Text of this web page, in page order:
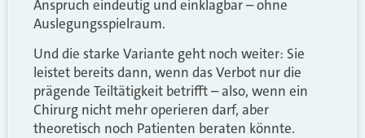
Anspruch eindeutig und einklagbar – ohne
Auslegungsspielraum.
Und die starke Variante geht noch weiter: Sie
leistet bereits dann, wenn das Verbot nur die
prägende Teiltätigkeit betrifft – also, wenn ein
Chirurg nicht mehr operieren darf, aber
theoretisch noch Patienten beraten könnte.